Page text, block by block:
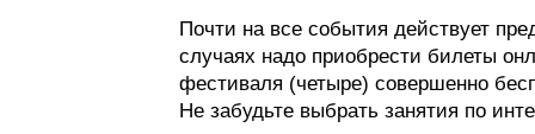
Почти на все события действует
случаях надо приобрести билеты
фестиваля (четыре) совершенно
Не забудьте выбрать занятия по